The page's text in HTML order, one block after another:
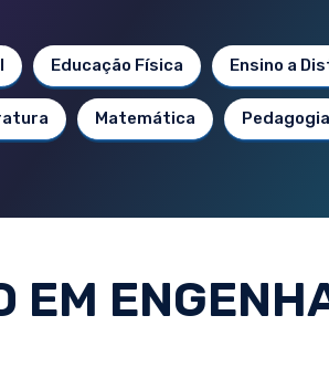
Educação Física Ensino a
Matemática Pedagogia
EM